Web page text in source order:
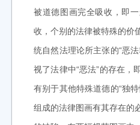
被道德图画完全吸收，即
收，个别的法律被特殊的价
统自然法理论所主张的“恶
视了法律中“恶法”的存在，
有别于其他特殊道德的“独
组成的法律图画有其存在的